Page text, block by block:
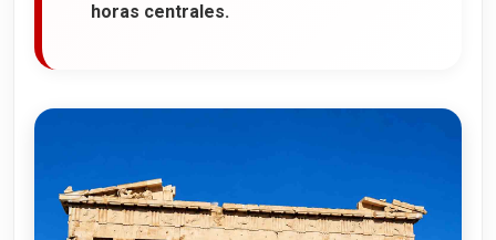
horas centrales.